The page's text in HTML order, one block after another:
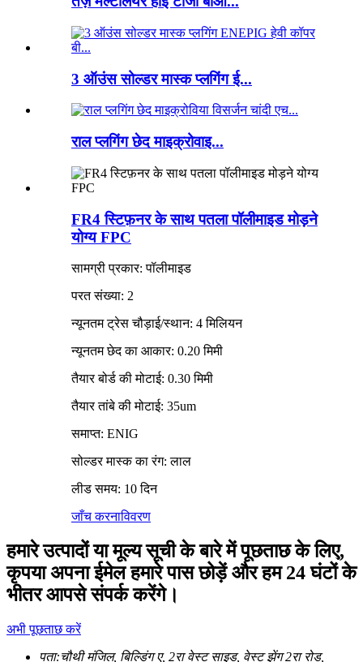
3 ऑउंस सोल्डर मास्क प्लगिंग ई...
राल प्लगिंग छेद माइक्रोवाइ...
FR4 स्टिफ़नर के साथ पतला पॉलीमाइड मोड़ने
योग्य FPC
सामग्री प्रकार: पॉलीमाइड
परत संख्या: 2
न्यूनतम ट्रेस चौड़ाई/स्थान: 4 मिलियन
न्यूनतम छेद का आकार: 0.20 मिमी
तैयार बोर्ड की मोटाई: 0.30 मिमी
तैयार तांबे की मोटाई: 35um
समाप्त: ENIG
सोल्डर मास्क का रंग: लाल
लीड समय: 10 दिन
जाँच करनाविवरण
हमारे उत्पादों या मूल्य सूची के बारे में पूछताछ के लिए,
कृपया अपना ईमेल हमारे पास छोड़ें और हम 24 घंटों के
भीतर आपसे संपर्क करेंगे।
अभी पूछताछ करें
पता:चौथी मंजिल, बिल्डिंग ए, 2रा वेस्ट साइड, वेस्ट झेंग 2रा रोड,